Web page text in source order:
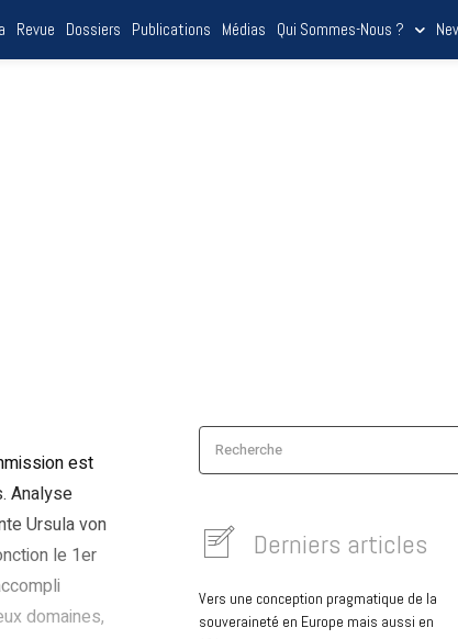
Revue Dossiers Publications Médias Qui Sommes-Nous ?
est
Analyse
Ursula von
le 1er
domaines,
Recherche
Derniers articles
Vers une conception pragmatique de la
souveraineté en Europe mais aussi en